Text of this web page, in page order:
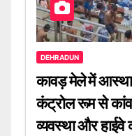
DEHRADUN
कावड़ मेले में
कंट्रोल रूम से
व्यवस्था और हाईवे